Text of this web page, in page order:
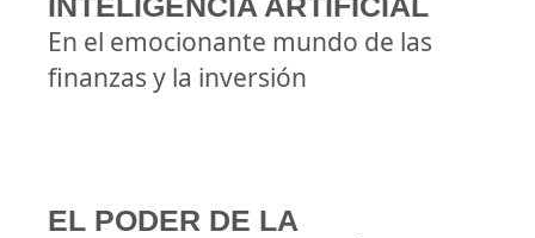
En el emocionante mundo de las
finanzas y la inversión
EL PODER DE LA